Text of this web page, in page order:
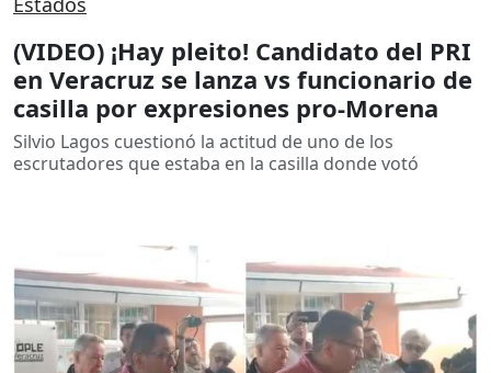
(VIDEO) ¡Hay pleito! Candidato del PRI
en Veracruz se lanza vs funcionario de
casilla por expresiones pro-Morena
Silvio Lagos cuestionó la actitud de uno de los
escrutadores que estaba en la casilla donde votó